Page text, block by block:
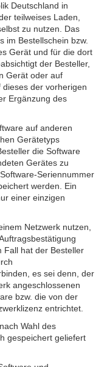
Deutschland in
teilweises Laden,
zu nutzen. Das
im Bestellschein bzw.
Gerät und für die dort
der Besteller,
Gerät oder auf
der vorherigen
Ergänzung des
auf anderen
Gerätetyps
die Software
Gerätes zu
Seriennummer
werden. Ein
einer einzigen
Netzwerk nutzen,
Fall hat der Besteller
es sei denn, der
angeschlossenen
bzw. die von der
entrichtet.
Wahl des
gespeichert geliefert